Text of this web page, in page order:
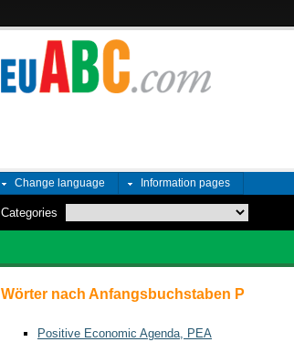
Change language Information pages
Categories
Wörter nach Anfangsbuchstaben P
Positive Economic Agenda, PEA